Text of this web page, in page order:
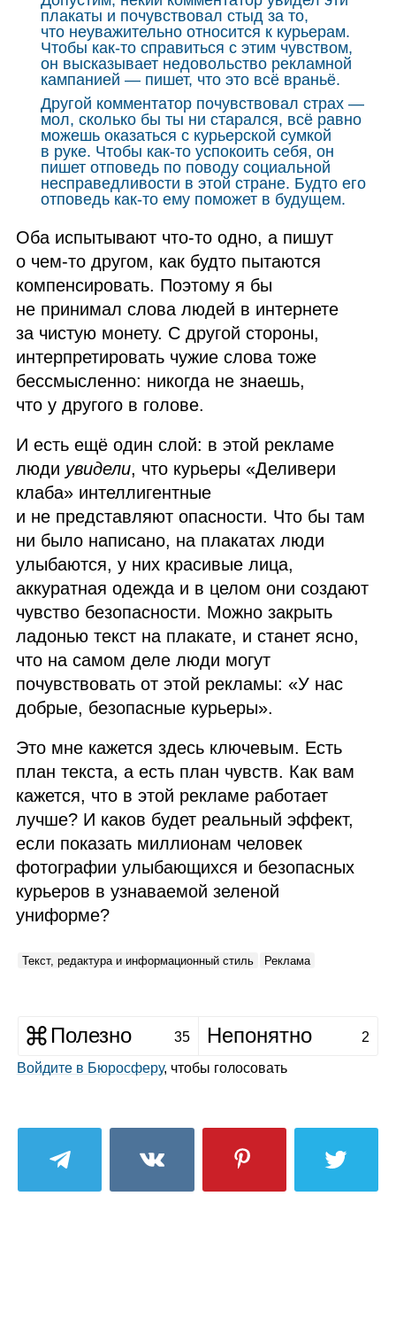
плакаты и почувствовал стыд за то,
что неуважительно относится к курьерам.
Чтобы как‑то справиться с этим чувством,
он высказывает недовольство рекламной
кампанией — пишет, что это всё враньё.
Другой комментатор почувствовал страх —
мол, сколько бы ты ни старался, всё равно
можешь оказаться с курьерской сумкой
в руке. Чтобы как‑то успокоить себя, он
пишет отповедь по поводу социальной
несправедливости в этой стране. Будто его
отповедь как‑то ему поможет в будущем.
Оба испытывают что‑то одно, а пишут
о чем‑то другом, как будто пытаются
компенсировать. Поэтому я бы
не принимал слова людей в интернете
за чистую монету. С другой стороны,
интерпретировать чужие слова тоже
бессмысленно: никогда не знаешь,
что у другого в голове.
И есть ещё один слой: в этой рекламе
люди увидели, что курьеры «Деливери
клаба» интеллигентные
и не представляют опасности. Что бы там
ни было написано, на плакатах люди
улыбаются, у них красивые лица,
аккуратная одежда и в целом они создают
чувство безопасности. Можно закрыть
ладонью текст на плакате, и станет ясно,
что на самом деле люди могут
почувствовать от этой рекламы: «У нас
добрые, безопасные курьеры».
Это мне кажется здесь ключевым. Есть
план текста, а есть план чувств. Как вам
кажется, что в этой рекламе работает
лучше? И каков будет реальный эффект,
если показать миллионам человек
фотографии улыбающихся и безопасных
курьеров в узнаваемой зеленой
униформе?
Текст, редактура и информационный стиль Реклама
Полезно 35 Непонятно 2
Войдите в Бюросферу, чтобы голосовать